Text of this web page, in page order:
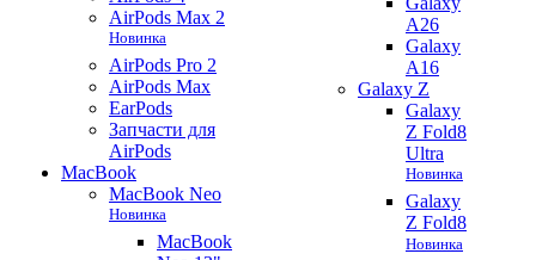
AirPods Max 2
Новинка
AirPods Pro 2
AirPods Max
EarPods
Запчасти для
AirPods
MacBook
MacBook Neo
Новинка
MacBook
A26
Galaxy
A16
Galaxy Z
Galaxy
Z Fold8
Ultra
Новинка
Galaxy
Z Fold8
Новинка